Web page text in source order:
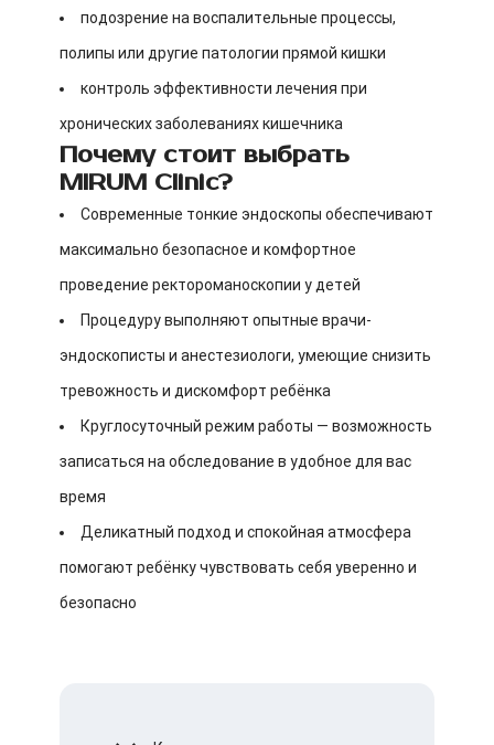
подозрение на воспалительные процессы,
полипы или другие патологии прямой кишки
контроль эффективности лечения при
хронических заболеваниях кишечника
Почему стоит выбрать
MIRUM Clinic?
Современные тонкие эндоскопы обеспечивают
максимально безопасное и комфортное
проведение ректороманоскопии у детей
Процедуру выполняют опытные врачи-
эндоскописты и анестезиологи, умеющие снизить
тревожность и дискомфорт ребёнка
Круглосуточный режим работы — возможность
записаться на обследование в удобное для вас
время
Деликатный подход и спокойная атмосфера
помогают ребёнку чувствовать себя уверенно и
безопасно